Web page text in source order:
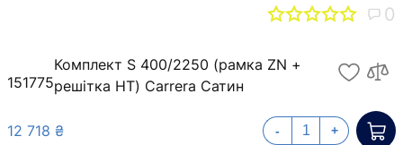
0
151775
Комплект S 400/2250 (рамка ZN +
решітка НТ) Carrera Сатин
12 718 ₴
- +